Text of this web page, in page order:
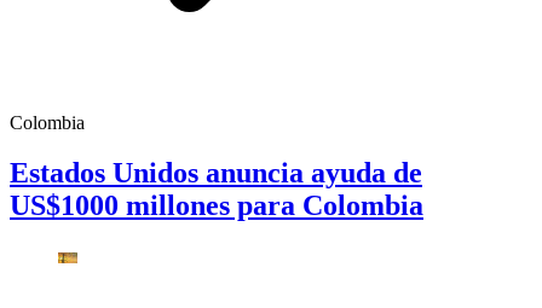
Colombia
Estados Unidos anuncia ayuda de
US$1000 millones para Colombia